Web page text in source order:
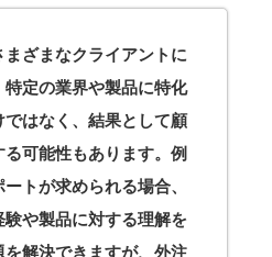
まざまなクライアントに
定の業界や製品に特化
ではなく、結果として顧
可能性もあります。例
トが求められる場合、
験や製品に対する理解を
解決できますが、外注